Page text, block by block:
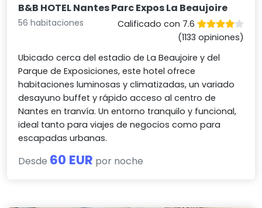
B&B HOTEL Nantes Parc Expos La Beaujoire
56 habitaciones
Calificado con 7.6
(1133 opiniones)
Ubicado cerca del estadio de La Beaujoire y del
Parque de Exposiciones, este hotel ofrece
habitaciones luminosas y climatizadas, un variado
desayuno buffet y rápido acceso al centro de
Nantes en tranvía. Un entorno tranquilo y funcional,
ideal tanto para viajes de negocios como para
escapadas urbanas.
Desde 60 EUR por noche